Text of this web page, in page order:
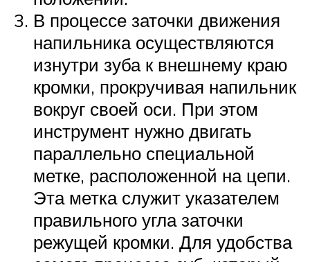
В процессе заточки движения
напильника осуществляются
изнутри зуба к внешнему краю
кромки, прокручивая напильник
вокруг своей оси. При этом
инструмент нужно двигать
параллельно специальной
метке, расположенной на цепи.
Эта метка служит указателем
правильного угла заточки
режущей кромки. Для удобства